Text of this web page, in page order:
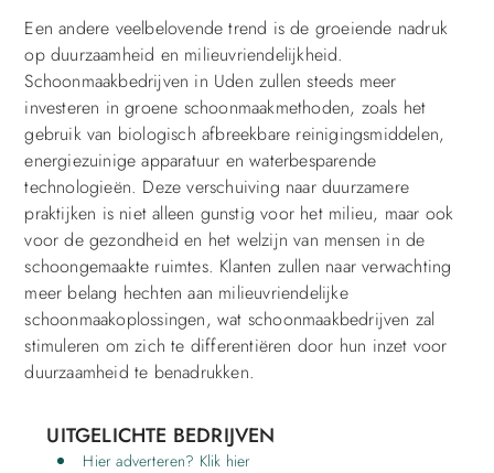
Een andere veelbelovende trend is de groeiende nadruk
op duurzaamheid en milieuvriendelijkheid.
Schoonmaakbedrijven in Uden zullen steeds meer
investeren in groene schoonmaakmethoden, zoals het
gebruik van biologisch afbreekbare reinigingsmiddelen,
energiezuinige apparatuur en waterbesparende
technologieën. Deze verschuiving naar duurzamere
praktijken is niet alleen gunstig voor het milieu, maar ook
voor de gezondheid en het welzijn van mensen in de
schoongemaakte ruimtes. Klanten zullen naar verwachting
meer belang hechten aan milieuvriendelijke
schoonmaakoplossingen, wat schoonmaakbedrijven zal
stimuleren om zich te differentiëren door hun inzet voor
duurzaamheid te benadrukken.
UITGELICHTE BEDRIJVEN
Hier adverteren? Klik hier